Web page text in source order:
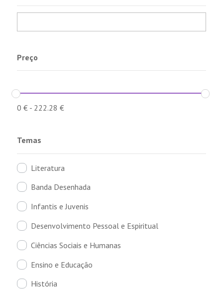
Preço
0 €- 222.28 €
Temas
Literatura
Banda Desenhada
Infantis e Juvenis
Desenvolvimento Pessoal e Espiritual
Ciências Sociais e Humanas
Ensino e Educação
História